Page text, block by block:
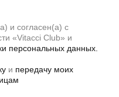
и согласен(а) с
«Vitacci Club» и
персональных данных.
и передачу моих